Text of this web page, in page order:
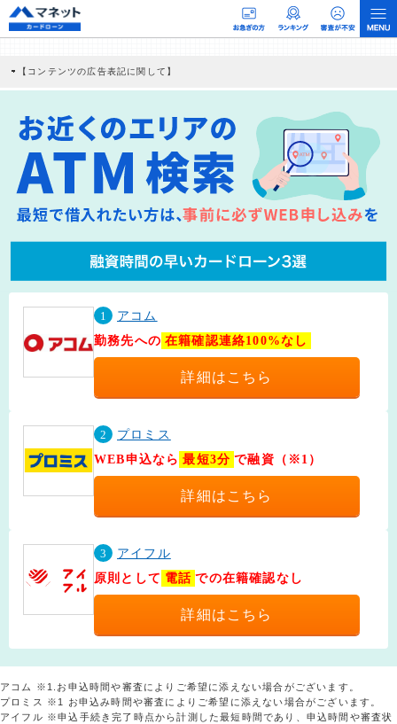
【コンテンツの広告表記に関して】
社に対して企業から紹介報酬が支払われるという収益モデルです。 ただし、特定の
商品を根拠なくPRするものではなく、当編集部の調査／ユーザーへの口コミ収集な
どに基づき、公平性を担保した情報提供を行っています。
>提携企業一覧
1
アコム
勤務先への 在籍確認連絡100%なし
詳細はこちら
2
プロミス
WEB申込なら 最短3分 で融資（※1）
詳細はこちら
3
アイフル
原則として 電話 での在籍確認なし
詳細はこちら
アコム ※1.お申込時間や審査によりご希望に添えない場合がございます。
プロミス ※1 お申込み時間や審査によりご希望に添えない場合がございます。
アイフル ※申込手続き完了時点から計測した最短時間であり、申込時間や審査状